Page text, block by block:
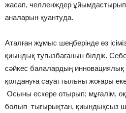
жасап, челленждер ұйымдастырып
аналарын қуантуда.
Аталған жұмыс шеңберінде өз
қиындық туғызбағанын білдік.
сәйкес балалардың инновациялық
қолдануға сауаттылығы жоғары
Осыны ескере отырып; мұғалім,
болып тығырықтан, қиындықсыз